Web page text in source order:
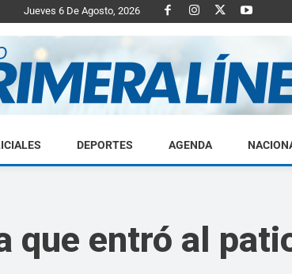
Jueves 6 De Agosto, 2026
Diario
DEPORTES AGENDA
que entró al